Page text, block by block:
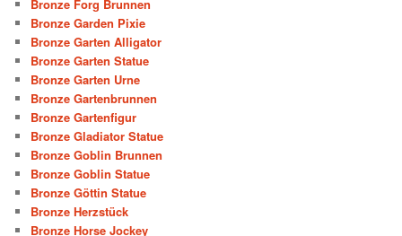
Bronze Forg Brunnen
Bronze Garden Pixie
Bronze Garten Alligator
Bronze Garten Statue
Bronze Garten Urne
Bronze Gartenbrunnen
Bronze Gartenfigur
Bronze Gladiator Statue
Bronze Goblin Brunnen
Bronze Goblin Statue
Bronze Göttin Statue
Bronze Herzstück
Bronze Horse Jockey